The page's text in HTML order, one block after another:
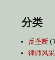
分类
反垄断
律师风采